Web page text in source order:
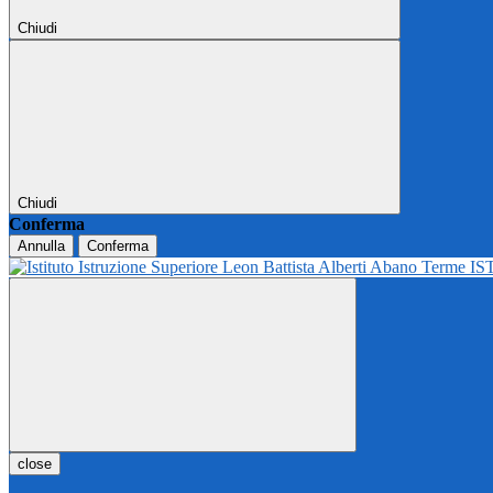
Chiudi
Chiudi
Conferma
Annulla Conferma
close